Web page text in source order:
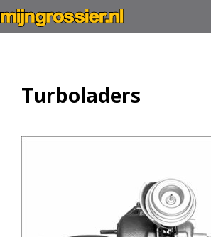
Turboladers